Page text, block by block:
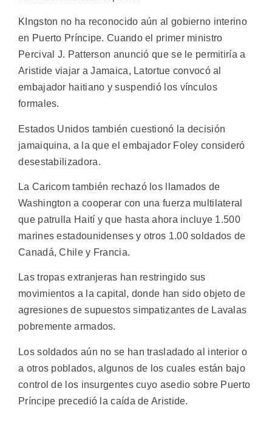
KIngston no ha reconocido aún al gobierno interino
en Puerto Príncipe. Cuando el primer ministro
Percival J. Patterson anunció que se le permitiría a
Aristide viajar a Jamaica, Latortue convocó al
embajador haitiano y suspendió los vínculos
formales.
Estados Unidos también cuestionó la decisión
jamaiquina, a la que el embajador Foley consideró
desestabilizadora.
La Caricom también rechazó los llamados de
Washington a cooperar con una fuerza multilateral
que patrulla Haití y que hasta ahora incluye 1.500
marines estadounidenses y otros 1.00 soldados de
Canadá, Chile y Francia.
Las tropas extranjeras han restringido sus
movimientos a la capital, donde han sido objeto de
agresiones de supuestos simpatizantes de Lavalas
pobremente armados.
Los soldados aún no se han trasladado al interior o
a otros poblados, algunos de los cuales están bajo
control de los insurgentes cuyo asedio sobre Puerto
Príncipe precedió la caída de Aristide.